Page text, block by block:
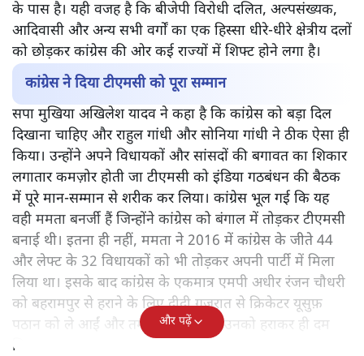
के पास है। यही वजह है कि बीजेपी विरोधी दलित, अल्पसंख्यक,
आदिवासी और अन्य सभी वर्गों का एक हिस्सा धीरे-धीरे क्षेत्रीय दलों
को छोड़कर कांग्रेस की ओर कई राज्यों में शिफ्ट होने लगा है।
कांग्रेस ने दिया टीएमसी को पूरा सम्मान
सपा मुखिया अखिलेश यादव ने कहा है कि कांग्रेस को बड़ा दिल
दिखाना चाहिए और राहुल गांधी और सोनिया गांधी ने ठीक ऐसा ही
किया। उन्होंने अपने विधायकों और सांसदों की बगावत का शिकार
लगातार कमज़ोर होती जा टीएमसी को इंडिया गठबंधन की बैठक
में पूरे मान-सम्मान से शरीक कर लिया। कांग्रेस भूल गई कि यह
वही ममता बनर्जी हैं जिन्होंने कांग्रेस को बंगाल में तोड़कर टीएमसी
बनाई थी। इतना ही नहीं, ममता ने 2016 में कांग्रेस के जीते 44
और लेफ्ट के 32 विधायकों को भी तोड़कर अपनी पार्टी में मिला
लिया था। इसके बाद कांग्रेस के एकमात्र एमपी अधीर रंजन चौधरी
को बहरामपुर से हराने के लिए दीदी गुजरात से क्रिकेटर यूसुफ़
पठान को ले आईं और तमाम तिकड़मों से उनको हराकर ही दम
लिया।
और पढ़ें